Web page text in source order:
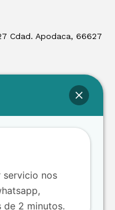
Cdad. Apodaca, 66627
servicio nos
de 2 minutos.